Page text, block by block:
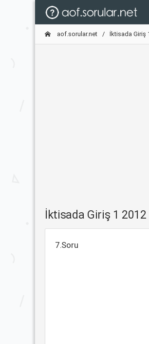
aof.sorular.net İktisada Giriş
İktisada Giriş 1 2012
7.Soru